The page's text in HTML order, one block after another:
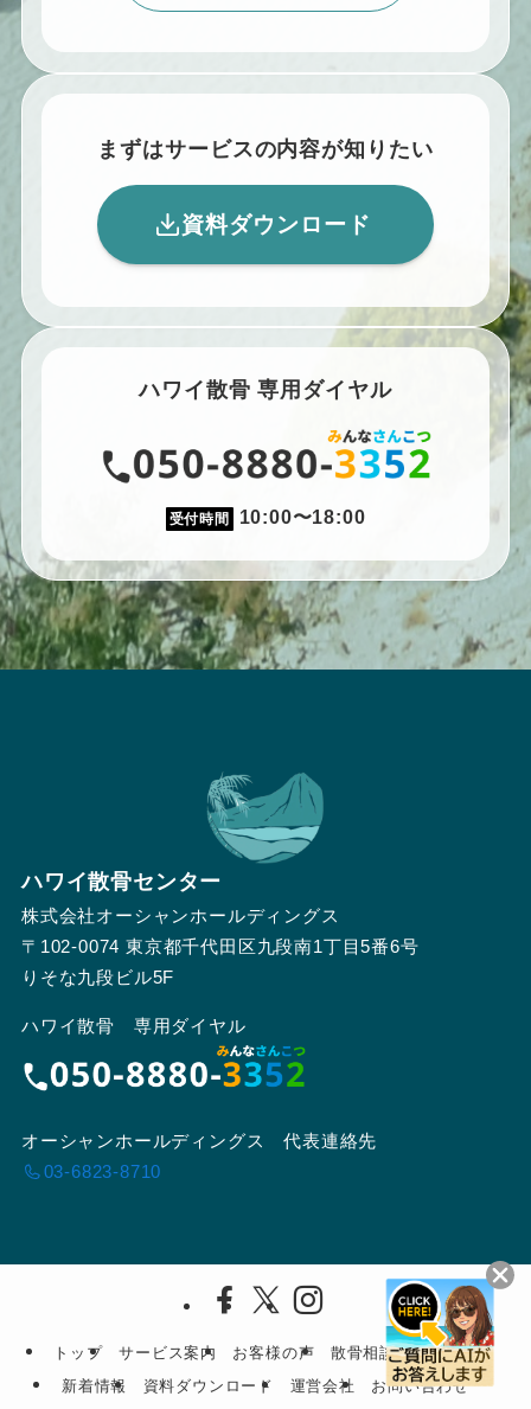
まずはサービスの内容が知りたい
資料ダウンロード
ハワイ散骨 専用ダイヤル
受付時間 10:00〜18:00
ハワイ散骨センター
株式会社オーシャンホールディングス
〒102-0074 東京都千代田区九段南1丁目5番6号
りそな九段ビル5F
ハワイ散骨 専用ダイヤル
オーシャンホールディングス 代表連絡先
03-6823-8710
トップ サービス案内 お客様の声 散骨相談会
コラム
新着情報
資料ダウンロード 運営会社 お問い合わせ